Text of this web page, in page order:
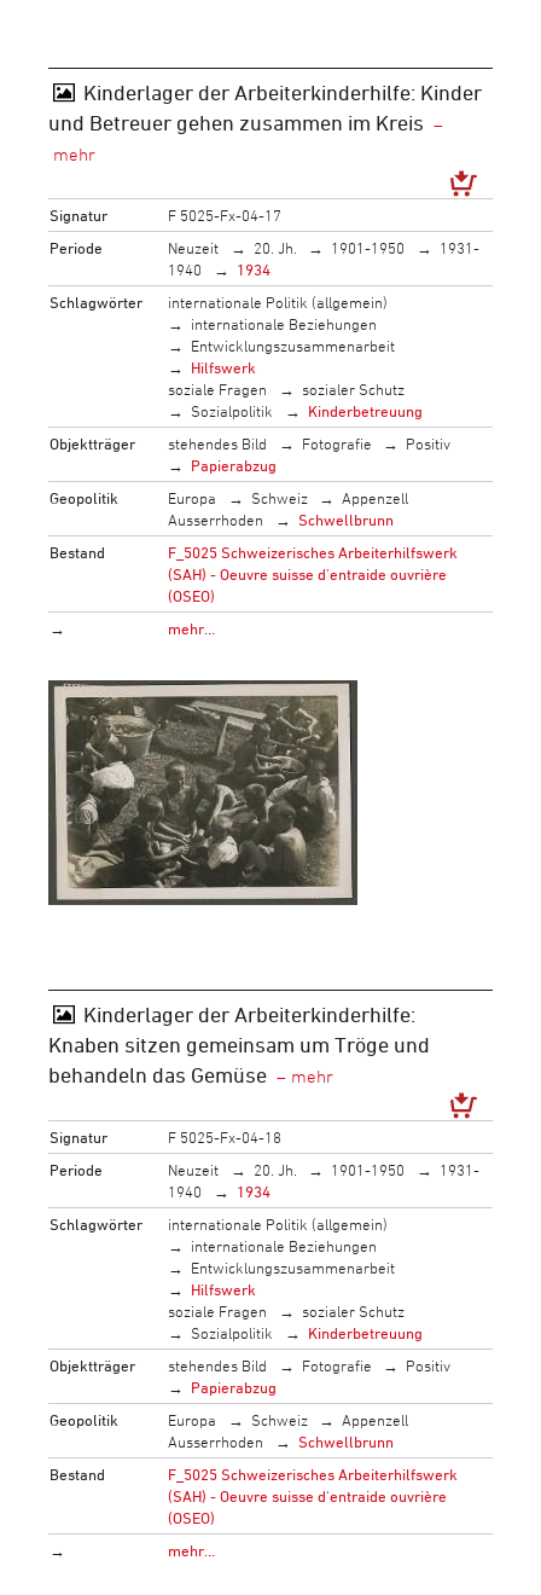
Kinderlager der Arbeiterkinderhilfe: Kinder
und Betreuer gehen zusammen im Kreis
Signatur
F 5025-Fx-04-17
Periode
Neuzeit 20. Jh. 1901-1950
1931-
1940
1934
Schlagwörter
internationale Politik (allgemein)
internationale Beziehungen
Entwicklungszusammenarbeit
Hilfswerk
soziale Fragen
sozialer Schutz
Sozialpolitik
Kinderbetreuung
Objektträger
stehendes Bild Fotografie
Positiv
Papierabzug
Geopolitik
Europa Schweiz
Appenzell
Ausserrhoden
Schwellbrunn
Bestand
F_5025 Schweizerisches Arbeiterhilfswerk
(SAH) - Oeuvre suisse d'entraide ouvrière
(OSEO)
→
mehr…
Kinderlager der Arbeiterkinderhilfe:
Knaben sitzen gemeinsam um Tröge und
behandeln das Gemüse
Signatur
F 5025-Fx-04-18
Periode
Neuzeit 20. Jh. 1901-1950
1931-
1940
1934
Schlagwörter
internationale Politik (allgemein)
internationale Beziehungen
Entwicklungszusammenarbeit
Hilfswerk
soziale Fragen
sozialer Schutz
Sozialpolitik
Kinderbetreuung
Objektträger
stehendes Bild Fotografie
Positiv
Papierabzug
Geopolitik
Europa Schweiz
Appenzell
Ausserrhoden
Schwellbrunn
Bestand
F_5025 Schweizerisches Arbeiterhilfswerk
(SAH) - Oeuvre suisse d'entraide ouvrière
(OSEO)
→
mehr…